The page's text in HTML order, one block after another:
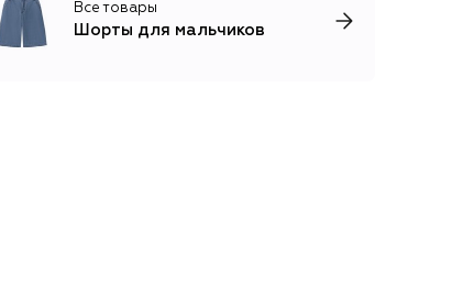
Все товары
Шорты для мальчиков